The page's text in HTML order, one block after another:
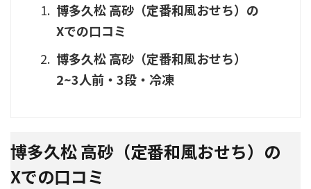
博多久松 高砂（定番和風おせち）の
Xでの口コミ
博多久松 高砂（定番和風おせち）
2~3人前・3段・冷凍
博多久松 高砂（定番和風おせち）の
Xでの口コミ